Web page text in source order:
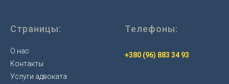
Страницы:
О нас
Контакты
Услуги адвоката
Телефоны:
+380 (96) 883 34 93